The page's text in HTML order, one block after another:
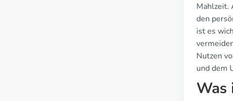
Mahlzeit.
den
ist es
Nutzen
und dem